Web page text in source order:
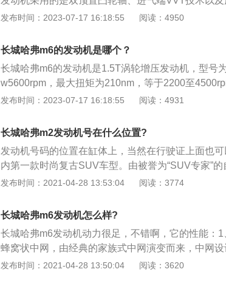
发动机燃油经济性的同时，还提升了发动机的动力。
高分别为4649mm、1830mm、1705mm，轴距为
准，其具有配置高、空间大、安全性强等特点。
发布时间：2023-07-17 16:18:55 阅读：4950
长城哈弗m6的发动机是哪个？
长城哈弗m6的发动机是1.5T涡轮增压发动机，型号
w5600rpm，最大扭矩为210nm，等于2200至
推出的一款紧凑型suv，这款车共推出了一款动力车
动机相匹配的是6挡手动变速箱和7挡双离合变速箱
分别是4649mm、1830mm、1705mm，轴距是
发布时间：2023-07-17 16:18:55 阅读：4931
长城哈弗m2发动机号在什么位置?
发动机号码的位置在缸体上，当然在行驶证上面也
内第一款时尚复古SUV车型。由被誉为“SUV专家”
历经5年时间自主研制开发，长城汽车最早因为赛弗
先河。现在的哈弗M2，整车5人座，高强度安全车身
国博世ABS+EBD，把SUV的优势呈现在众人面前；
没有更多的新意，超级实用的便利性仍然得到了很
点让人还是满意的，比如拉开车门点火钥匙孔周围
非常实用的功能，在夜间能省去不少麻烦，比如丰富
发布时间：2021-04-28 13:53:04 阅读：3774
长城哈弗m6发动机怎么样?
长城哈弗m6发动机动力很足，不错啊，它的性能：
蜂窝状中网，由经典的家族式中网演变而来，中网
次全方位的3D立体化处理，搭配镀铬装饰条描边，
发布时间：2021-04-28 13:50:04 阅读：3620